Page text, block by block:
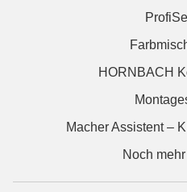
HORNBACH
Macher Assistent –
Noch